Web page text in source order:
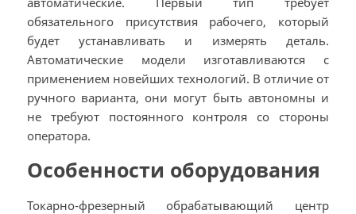
обязательного присутствия рабочего, который
будет устанавливать и измерять деталь.
Автоматические модели изготавливаются с
применением новейших технологий. В отличие от
ручного варианта, они могут быть автономны и
не требуют постоянного контроля со стороны
оператора.
Особенности оборудования
Токарно-фрезерный обрабатывающий центр